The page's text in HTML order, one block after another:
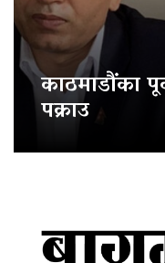
काठमाडौंका
पक्राउ